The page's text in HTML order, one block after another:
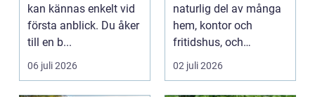
kan kännas enkelt vid
första anblick. Du åker
till en b...
06 juli 2026
naturlig del av många
hem, kontor och
fritidshus, och
intresset ökar för va...
02 juli 2026